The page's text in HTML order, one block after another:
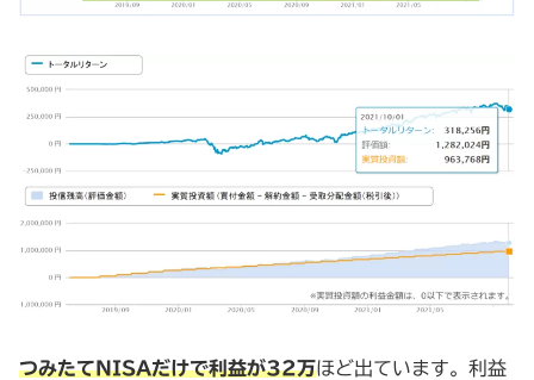
つみたてNISAだけで利益が32万ほど出ています。利益